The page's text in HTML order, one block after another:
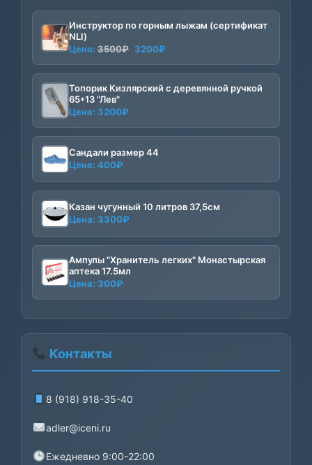
Инструктор по горным лыжам (сертификат
NLI)
Цена: 3500₽ Первоначальная
составляла
3500₽.
3200₽
3200₽.
Топорик Кизлярский с деревянной ручкой
65*13 "Лев"
Цена: 3200₽
Сандали размер 44
Цена: 400₽
Казан чугунный 10 литров 37,5см
Цена: 3300₽
Ампулы "Хранитель легких" Монастырская
аптека 17.5мл
Цена: 300₽
Контакты
8 (918) 918-35-40
adler@iceni.ru
Ежедневно 9:00-22:00